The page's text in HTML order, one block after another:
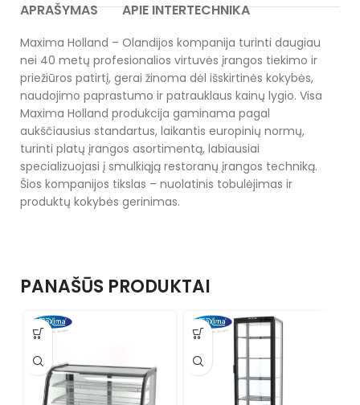
APRAŠYMAS APIE INTERTECHNIKA
Maxima Holland – Olandijos kompanija turinti daugiau
nei 40 metų profesionalios virtuvės įrangos tiekimo ir
priežiūros patirtį, gerai žinoma dėl išskirtinės kokybės,
naudojimo paprastumo ir patrauklaus kainų lygio. Visa
Maxima Holland produkcija gaminama pagal
aukščiausius standartus, laikantis europinių normų,
turinti platų įrangos asortimentą, labiausiai
specializuojasi į smulkiąją restoranų įrangos techniką.
Šios kompanijos tikslas – nuolatinis tobulėjimas ir
produktų kokybės gerinimas.
PANAŠŪS PRODUKTAI